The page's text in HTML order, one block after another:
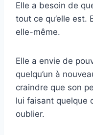
Elle a besoin de
tout ce qu’elle est.
elle-même.
Elle a envie de
quelqu’un à
craindre que son
lui faisant quelque
oublier.